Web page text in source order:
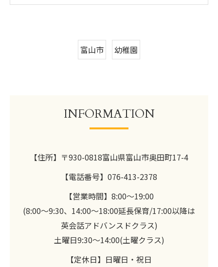
富山市 幼稚園
INFORMATION
【住所】〒930-0818富山県富山市奥田町17-4
【電話番号】076-413-2378
【営業時間】8:00～19:00
(8:00～9:30、14:00～18:00延長保育/17:00以降は
英会話アドバンスドクラス)
土曜日9:30～14:00(土曜クラス)
【定休日】日曜日・祝日